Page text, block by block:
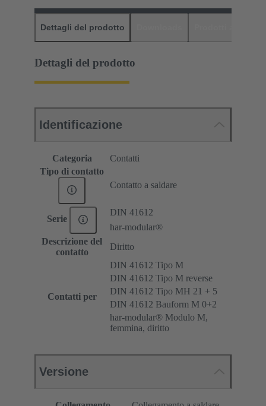
Dettagli del prodotto
Dettagli del prodotto
Identificazione
Categoria
Contatti
Tipo di contatto
Contatto a saldare
Serie
DIN 41612
har-modular®
Descrizione del
contatto
Diritto
Contatti per
DIN 41612 Tipo M
DIN 41612 Tipo M reverse
DIN 41612 Tipo MH 21 + 5
DIN 41612 Bauform M 0+2
har-modular® Modulo M,
femmina, diritto
Versione